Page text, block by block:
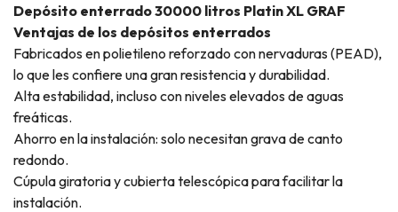
Depósito enterrado 30000 litros Platin XL GRAF
Ventajas de los depósitos enterrados
Fabricados en polietileno reforzado con nervaduras (PEAD),
lo que les confiere una gran resistencia y durabilidad.
Alta estabilidad, incluso con niveles elevados de aguas
freáticas.
Ahorro en la instalación: solo necesitan grava de canto
redondo.
Cúpula giratoria y cubierta telescópica para facilitar la
instalación.